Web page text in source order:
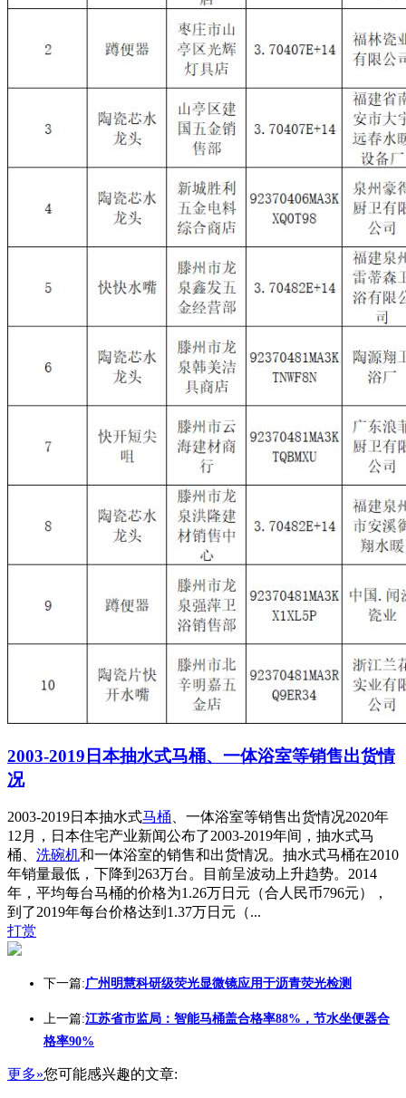
2003-2019日本抽水式马桶、一体浴室等销售出货情
况
2003-2019日本抽水式马桶、一体浴室等销售出货情况2020年
12月，日本住宅产业新闻公布了2003-2019年间，抽水式马
桶、 洗碗机和一体浴室的销售和出货情况。抽水式马桶在2010
年销量最低，下降到263万台。目前呈波动上升趋势。2014
年，平均每台马桶的价格为1.26万日元（合人民币796元），
到了2019年每台价格达到1.37万日元（...
打赏
下一篇:广州明慧科研级荧光显微镜应用于沥青荧光检测
上一篇:江苏省市监局：智能马桶盖合格率88%，节水坐便器合
格率90%
更多»您可能感兴趣的文章: